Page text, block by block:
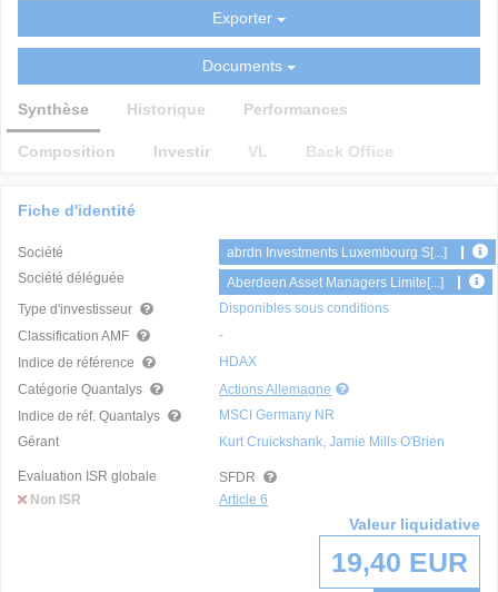
Exporter
Documents
Synthèse Historique Performances
Composition Investir VL Back Office
Fiche d'identité
Société
abrdn Investments Luxembourg S[...]
Société déléguée
Aberdeen Asset Managers Limite[...]
Type d'investisseur
Disponibles sous conditions
Classification AMF
-
Indice de référence
HDAX
Catégorie Quantalys
Actions Allemagne
Indice de réf. Quantalys
MSCI Germany NR
Gérant
Kurt Cruickshank, Jamie Mills O'Brien
Evaluation ISR globale
Non ISR
SFDR
Article 6
Valeur liquidative
19,40 EUR